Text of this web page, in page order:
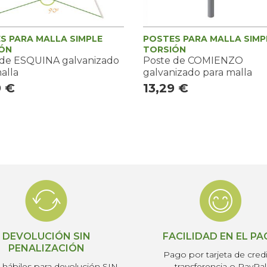
PARA MALLA SIMPLE
ESQUINA galvanizado
€
POSTES PARA MALLA
TORSIÓN
Poste de COMIENZO
galvanizado para malla
13,29 €
DEVOLUCIÓN SIN
PENALIZACIÓN
FACILIDAD EN EL
Pago por tarjeta de